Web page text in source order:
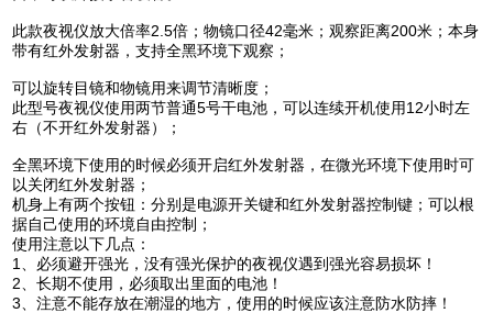
此款夜视仪放大倍率2.5倍；物镜口径42毫米；观察距离200米；本身
带有红外发射器，支持全黑环境下观察；
可以旋转目镜和物镜用来调节清晰度；
此型号夜视仪使用两节普通5号干电池，可以连续开机使用12小时左
右（不开红外发射器）；
全黑环境下使用的时候必须开启红外发射器，在微光环境下使用时可
以关闭红外发射器；
机身上有两个按钮：分别是电源开关键和红外发射器控制键；可以根
据自己使用的环境自由控制；
使用注意以下几点：
1、必须避开强光，没有强光保护的夜视仪遇到强光容易损坏！
2、长期不使用，必须取出里面的电池！
3、注意不能存放在潮湿的地方，使用的时候应该注意防水防摔！